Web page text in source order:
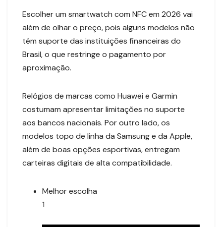
Escolher um smartwatch com NFC em 2026 vai
além de olhar o preço, pois alguns modelos não
têm suporte das instituições financeiras do
Brasil, o que restringe o pagamento por
aproximação.
Relógios de marcas como Huawei e Garmin
costumam apresentar limitações no suporte
aos bancos nacionais. Por outro lado, os
modelos topo de linha da Samsung e da Apple,
além de boas opções esportivas, entregam
carteiras digitais de alta compatibilidade.
Melhor escolha
1